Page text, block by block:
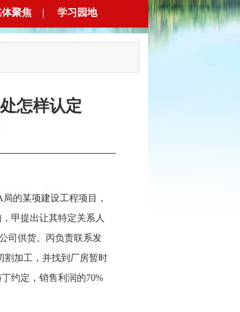
聚焦 | 学习园地
怎样认定
的某项建设工程项目，
甲提出让其特定关系人
司供货。丙负责联系发
割加工，并找到厂房暂时
约定，销售利润的70%